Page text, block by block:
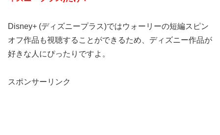
Disney+ (ディズニープラス)ではウォーリーの短編スピン
オフ作品も視聴することができるため、ディズニー作品が
好きな人にぴったりですよ。
スポンサーリンク